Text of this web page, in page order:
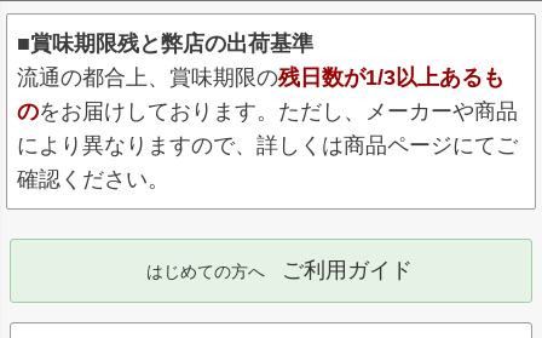
■賞味期限残と弊店の出荷基準
流通の都合上、賞味期限の残日数が1/3以上あるも
のをお届けしております。ただし、メーカーや商品
により異なりますので、詳しくは商品ページにてご
確認ください。
はじめての方へ ご利用ガイド